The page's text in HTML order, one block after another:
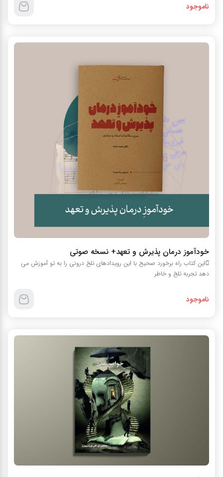
ناموجود
خودآموز درمان پذیرش و تعهد+ نسخه صوتی
این کتاب راه برخورد صحیح با این رویدادهای تلخ درونی را به تو آموزش می
دهد تجربه تلخ و خاطر
ناموجود